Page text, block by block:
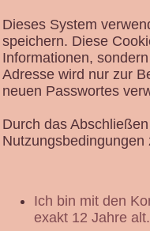
Dieses System
speichern. Diese
Informationen,
Adresse wird nur zur
neuen Passwortes
Durch das
Nutzungsbedingungen
Ich bin mit den
exakt 12 Jahre alt.